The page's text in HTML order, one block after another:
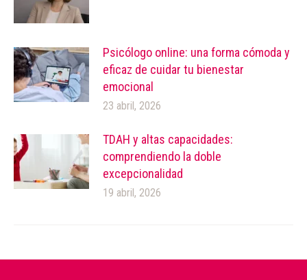
Psicólogo online: una forma cómoda y
eficaz de cuidar tu bienestar
emocional
23 abril, 2026
TDAH y altas capacidades:
comprendiendo la doble
excepcionalidad
19 abril, 2026